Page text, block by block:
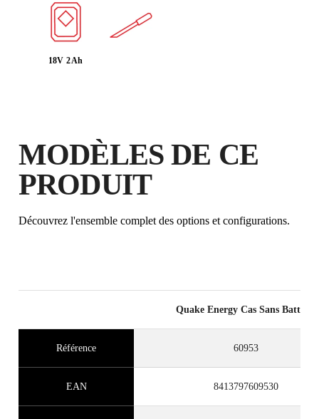
GAGNEZJUSQU'À 20
RUBI
GARANTIE GRATUITE
PROLONGÉE SUR LES
PRODUITS ÉLIGIBLES
18V 2Ah
MODÈLES DE CE
PRODUIT
Découvrez l'ensemble complet des options et configurations.
Quake Energy Cas Sans Batterie
Référence 60953
EAN 8413797609530